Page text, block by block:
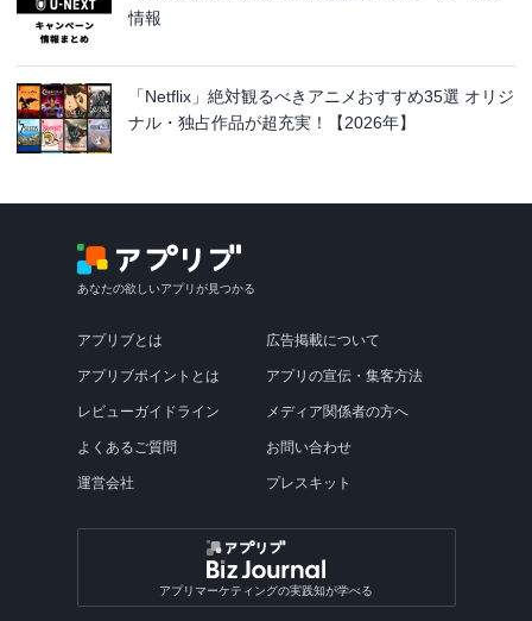
情報
「Netflix」絶対観るべきアニメおすすめ35選 オリジ
ナル・独占作品が超充実！【2026年】
あなたの欲しいアプリが見つかる
アプリブとは
アプリブポイントとは
レビューガイドライン
よくあるご質問
運営会社
広告掲載について
アプリの宣伝・集客方法
メディア関係者の方へ
お問い合わせ
プレスキット
アプリマーケティングの実践知が学べる